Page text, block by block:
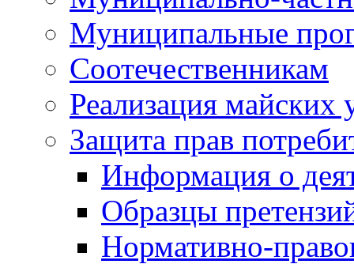
Муниципальные
Соотечественникам
Реализация майских
Защита прав
Информация о
Образцы
Нормативно-